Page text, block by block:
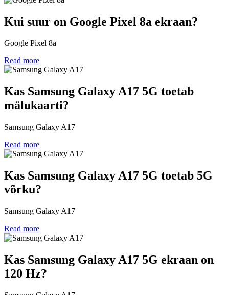
Kui suur on Google Pixel 8a ekraan?
Google Pixel 8a
Read more
Kas Samsung Galaxy A17 5G toetab
mälukaarti?
Samsung Galaxy A17
Read more
Kas Samsung Galaxy A17 5G toetab 5G
võrku?
Samsung Galaxy A17
Read more
Kas Samsung Galaxy A17 5G ekraan on
120 Hz?